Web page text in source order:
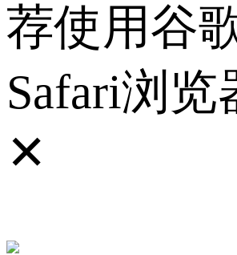
荐使用谷歌
Safari浏览
✕